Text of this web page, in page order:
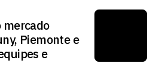
mercado
Piemonte e
e